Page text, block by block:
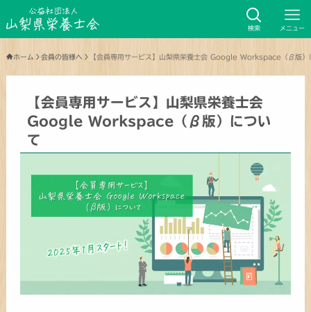
検索 メニュー
ホーム 会員の皆様へ 【会員専用サービス】山梨県栄養士会 Google Workspace（β版）
【会員専用サービス】山梨県栄養士会
Google Workspace（β版）につい
て